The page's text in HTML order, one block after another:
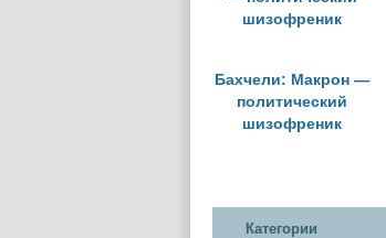
Бахчели: Макрон —
политический
шизофреник
Категории